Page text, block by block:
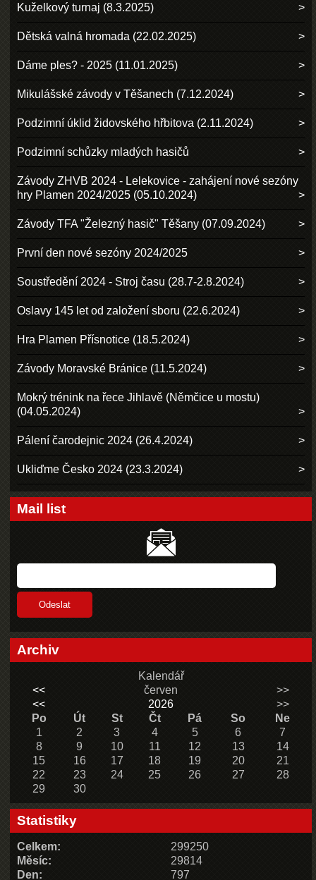
Kuželkový turnaj (8.3.2025)
Dětská valná hromada (22.02.2025)
Dáme ples? - 2025 (11.01.2025)
Mikulášské závody v Těšanech (7.12.2024)
Podzimní úklid židovského hřbitova (2.11.2024)
Podzimní schůzky mladých hasičů
Závody ZHVB 2024 - Lelekovice - zahájení nové sezóny
hry Plamen 2024/2025 (05.10.2024)
Závody TFA "Železný hasič" Těšany (07.09.2024)
První den nové sezóny 2024/2025
Soustředění 2024 - Stroj času (28.7-2.8.2024)
Oslavy 145 let od založení sboru (22.6.2024)
Hra Plamen Přísnotice (18.5.2024)
Závody Moravské Bránice (11.5.2024)
Mokrý trénink na řece Jihlavě (Němčice u mostu)
(04.05.2024)
Pálení čarodejnic 2024 (26.4.2024)
Ukliďme Česko 2024 (23.3.2024)
Mail list
Archiv
Kalendář
<<
červen
>>
<<
2026
>>
Po
Út St Čt Pá So
Ne
1
2 3 4 5 6
7
8
9 10 11 12 13
14
15
16 17 18 19 20
21
22
23 24 25 26 27
28
29
30
Statistiky
Celkem:
299250
Měsíc:
29814
Den:
797